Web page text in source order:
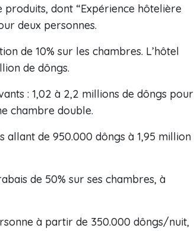
produits, dont “Expérience hôtelière
deux personnes.
de 10% sur les chambres. L’hôtel
de dôngs.
: 1,02 à 2,2 millions de dôngs pour
chambre double.
allant de 950.000 dôngs à 1,95 million
de 50% sur ses chambres, à
à partir de 350.000 dôngs/nuit,